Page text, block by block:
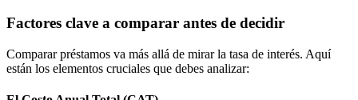
Factores clave a comparar antes de decidir
Comparar préstamos va más allá de mirar la tasa de interés. Aquí
están los elementos cruciales que debes analizar: